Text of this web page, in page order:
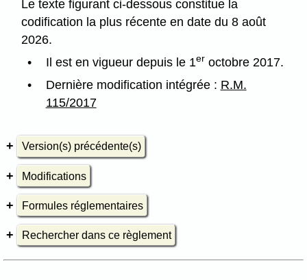
Le texte figurant ci-dessous constitue la
codification la plus récente en date du 8 août
2026.
Il est en vigueur depuis le 1er octobre 2017.
Dernière modification intégrée : R.M.
115/2017
Version(s) précédente(s)
Modifications
Formules réglementaires
Rechercher dans ce règlement